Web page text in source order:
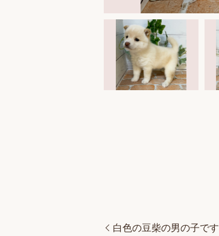
白色の豆柴の男の子です